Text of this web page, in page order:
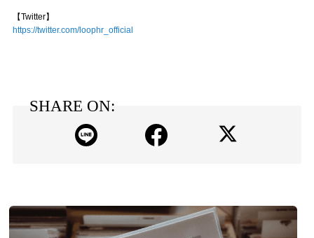
【Twitter】
https://twitter.com/loophr_official
SHARE ON: